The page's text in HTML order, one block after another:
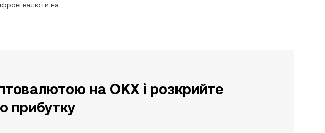
валюти на
на OKX і розкрийте
прибутку